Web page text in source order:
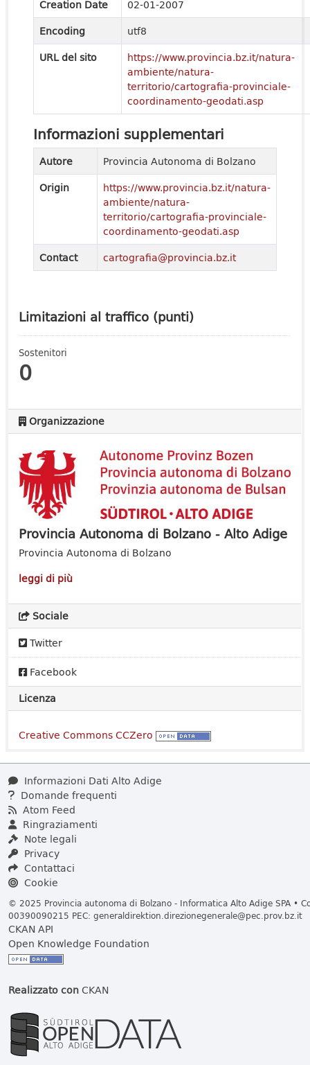
Limitazioni al traffico (punti)
Sostenitori
0
Organizzazione
Provincia Autonoma di Bolzano - Alto Adige
Provincia Autonoma di Bolzano
leggi di più
Sociale
Twitter
Facebook
Licenza
Creative Commons CCZero
Creation Date
02-01-2007
Encoding
utf8
URL del sito
https://www.provincia.bz.it/natura-
ambiente/natura-
territorio/cartografia-provinciale-
coordinamento-geodati.asp
Informazioni supplementari
Autore
Provincia Autonoma di Bolzano
Origin
https://www.provincia.bz.it/natura-
ambiente/natura-
territorio/cartografia-provinciale-
coordinamento-geodati.asp
Contact
cartografia@provincia.bz.it
Informazioni Dati Alto Adige
Domande frequenti
Atom Feed
Ringraziamenti
Note legali
Privacy
Contattaci
Cookie
© 2025 Provincia autonoma di Bolzano - Informatica Alto Adige SPA •
00390090215 PEC: generaldirektion.direzionegenerale@pec.prov.bz.it
CKAN API
Open Knowledge Foundation
Realizzato conCKAN